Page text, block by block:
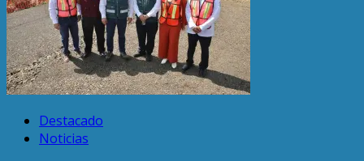
Destacado
Noticias